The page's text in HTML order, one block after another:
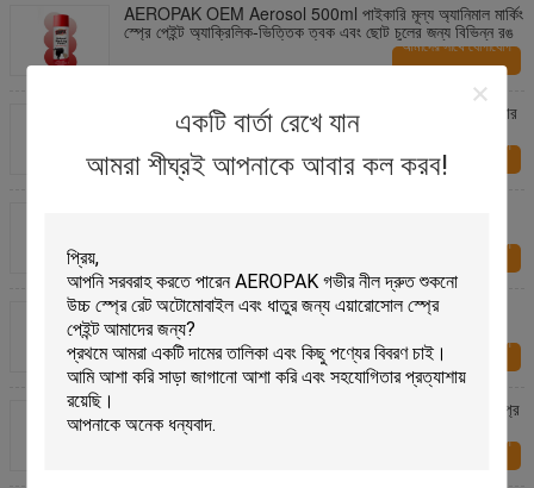
একটি বার্তা রেখে যান
আমরা শীঘ্রই আপনাকে আবার কল করব!
AEROPAK OEM Aerosol 500ml পাইকারি মূল্য অ্যানিমাল মার্কিং
স্প্রে পেইন্ট অ্যাক্রিলিক-ভিত্তিক ত্বক এবং ছোট চুলের জন্য বিভিন্ন রঙ
আমাদের সাথে যোগাযোগ
গাড়ির টায়ারের জন্য OEM ODM Aeropak হুইল এবং টায়ার ক্লিনার
শাইন স্প্রে
আমাদের সাথে যোগাযোগ
করুন
আমাদের সাথে যোগাযোগ
করুন
অ্যাসিড ফ্রি ব্রেক ডাস্ট হুইল ক্লিনার গাড়ির চাকা রিমুভার পণ্য
আমাদের সাথে যোগাযোগ
করুন
500ml কার কেয়ার প্রোডাক্ট ওয়েট লুক ফিনিশ অস্পৃশ্য টায়ার শাইন স্প্রে
আমাদের সাথে যোগাযোগ